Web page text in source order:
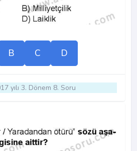
B C D
yılı 3. Dönem 8. Soru